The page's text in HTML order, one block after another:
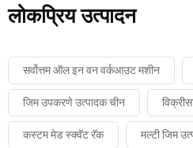
लोकप्रिय उत्पादन
सर्वोत्तम ऑल इन वन वर्कआउट मशीन
जिम उपकरणे उत्पादक चीन
कस्टम मेड स्क्वॅट रॅक मल्टी जिम